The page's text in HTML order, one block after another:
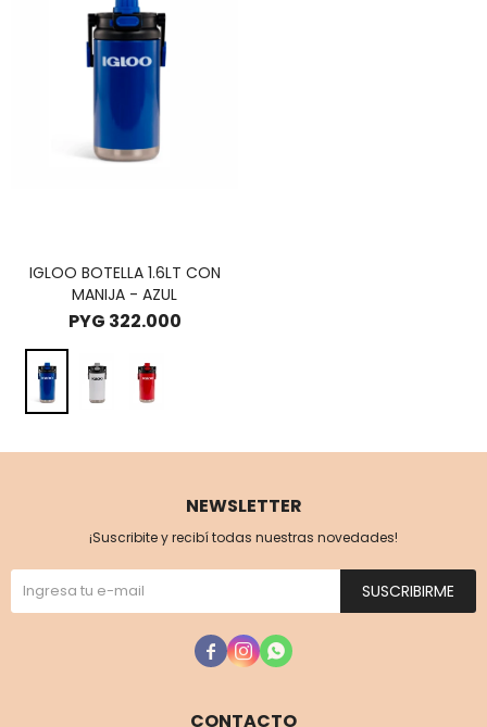
IGLOO BOTELLA 1.6LT CON
MANIJA - AZUL
PYG 322.000
CONTACTO
NEWSLETTER
¡Suscribite y recibí todas nuestras novedades!
SUSCRIBIRME
  